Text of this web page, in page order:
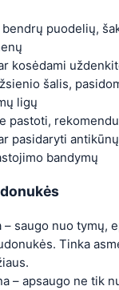
puodelių,
kosėdami
šalis,
ligų
pastoti,
pasidaryti
bandymų
– saugo nuo tymų,
Tinka
– apsaugo ne tik